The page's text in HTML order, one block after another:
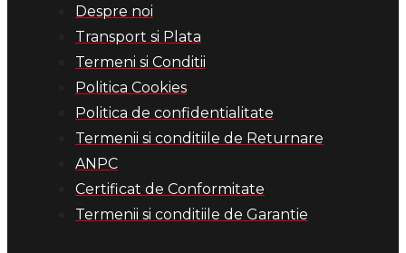
Despre noi
Transport si Plata
Termeni si Conditii
Politica Cookies
Politica de confidentialitate
Termenii si conditiile de Returnare
ANPC
Certificat de Conformitate
Termenii si conditiile de Garantie